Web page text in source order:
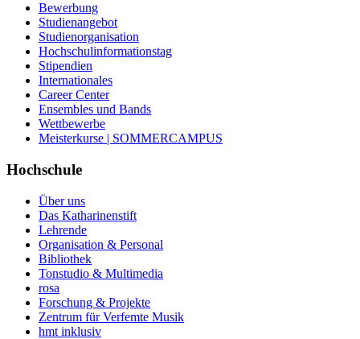
Bewerbung
Studienangebot
Studienorganisation
Hochschulinformationstag
Stipendien
Internationales
Career Center
Ensembles und Bands
Wettbewerbe
Meisterkurse | SOMMERCAMPUS
Hochschule
Über uns
Das Katharinenstift
Lehrende
Organisation & Personal
Bibliothek
Tonstudio & Multimedia
rosa
Forschung & Projekte
Zentrum für Verfemte Musik
hmt inklusiv